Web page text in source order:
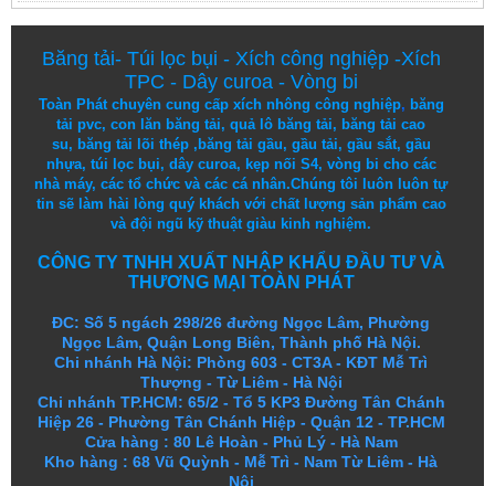
Băng tải- Túi lọc bụi - Xích công nghiệp-Xích
TPC - Dây curoa - Vòng bi
Toàn Phát chuyên cung cấp xích nhông công nghiệp, băng
tải pvc,con lăn băng tải,quả lô băng tải, băng tải cao
su, băng tải lõi thép,băng tải gầu, gầu tải, gầu sắt, gầu
nhựa, túi lọc bụi, dây curoa, kẹp nối S4, vòng bi cho các
nhà máy, các tổ chức và các cá nhân.Chúng tôi luôn luôn tự
tin sẽ làm hài lòng quý khách với chất lượng sảnphẩm cao
và đội ngũ kỹ thuật giàu kinh nghiệm.
CÔNG TY TNHH XUẤT NHẬP KHẨU ĐẦU TƯ VÀ
THƯƠNG MẠI TOÀN PHÁT
ĐC: Số 5 ngách 298/26 đường Ngọc Lâm, Phường
Ngọc Lâm, Quận Long Biên, Thành phố Hà Nội.
Chi nhánh Hà Nội: Phòng 603 - CT3A - KĐT Mễ Trì
Thượng - Từ Liêm - Hà Nội
Chi nhánh TP.HCM: 65/2 - Tổ 5 KP3 Đường Tân Chánh
Hiệp 26 - Phường Tân Chánh Hiệp - Quận 12 - TP.HCM
Cửa hàng : 80 Lê Hoàn - Phủ Lý - Hà Nam
Kho hàng :68 Vũ Quỳnh - Mễ Trì - Nam Từ Liêm - Hà
Nội